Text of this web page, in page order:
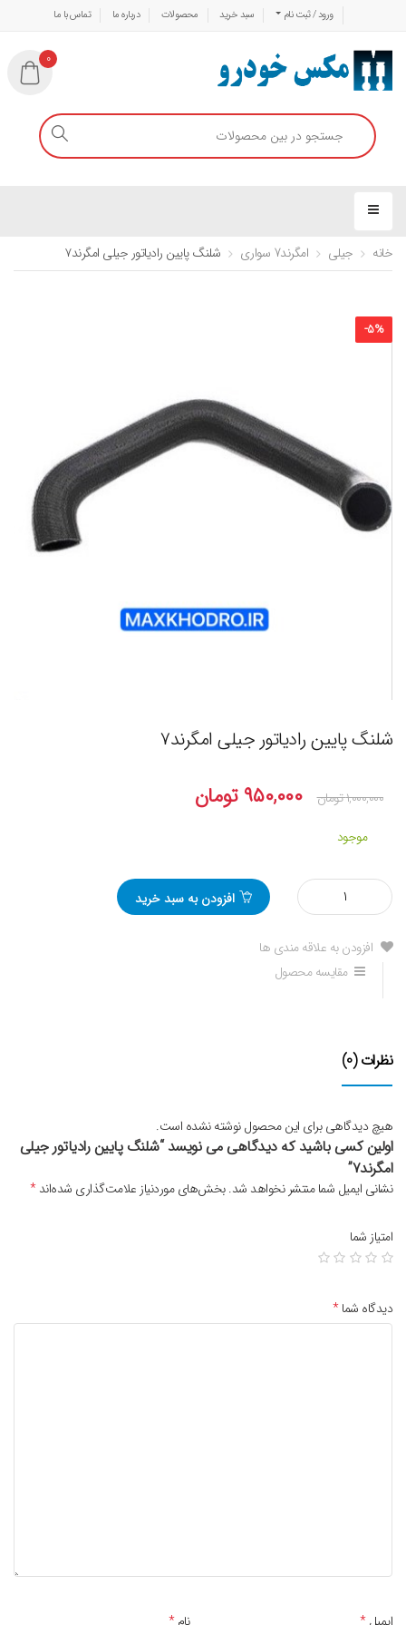
ورود / ثبت نام سبد خرید محصولات درباره ما تماس با ما
0
خانه جیلی امگرند7 سواری شلنگ پایین رادیاتور جیلی امگرند۷
-5%
شلنگ پایین رادیاتور جیلی امگرند۷
۱,۰۰۰,۰۰۰تومان ۹۵۰,۰۰۰ تومان
موجود
مقدار
شلنگ
رادیاتور
جیلی
افزودن به سبد خرید
افزودن به علاقه مندی ها
مقایسه محصول
نظرات (0)
هیچ دیدگاهی برای این محصول نوشته نشده است.
اولین کسی باشید که دیدگاهی می نویسد “شلنگ پایین رادیاتور جیلی
امگرند۷”
نشانی ایمیل شما منتشر نخواهد شد. بخش‌های موردنیاز علامت‌گذاری شده‌اند*
امتیاز شما
دیدگاه شما*